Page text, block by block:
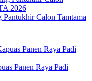
Calon Tamtama
Panen Raya Padi